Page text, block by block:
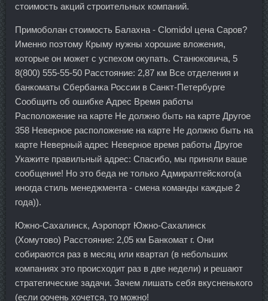
стоимость акций строительных компаний.
Примоболан стоимость Балахна - Clomidol цена Саров?
Именно поэтому Крыму нужны хорошие вложения,
которые он может с успехом окупать. Станюковича, 5
8(800) 555-55-50 Расстояние: 2,87 км Все отделения и
банкоматы Сбербанка России в Санкт-Петербурге
Сообщить об ошибке Адрес Время работы
Расположение на карте Не должно быть на карте Другое
358 Неверное расположение на карте Не должно быть на
карте Неверный адрес Неверное время работы Другое
Укажите правильный адрес: Спасибо, мы приняли ваше
сообщение! Но это беда не только Адмиралтейского(а
иногда стиль менеджмента - смена команды каждые 2
года)).
Южно-Сахалинск, Аэропорт Южно-Сахалинск
(Хомутово) Расстояние: 2,05 км Банкомат г. Они
собираются раз в месяц или квартал (в небольших
компаниях это происходит раз в две недели) и решают
стратегические задачи. Зачем лишать себя вкусненького
(если оочень хочется, то можно!